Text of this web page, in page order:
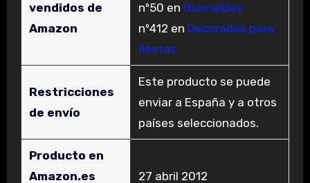
vendidos de
Amazon
nº50 en Guirnaldas
nº412 en Decorados para
fiestas
Restricciones
de envío
Este producto se puede
enviar a España y a otros
países seleccionados.
Producto en
Amazon.es
27 abril 2012